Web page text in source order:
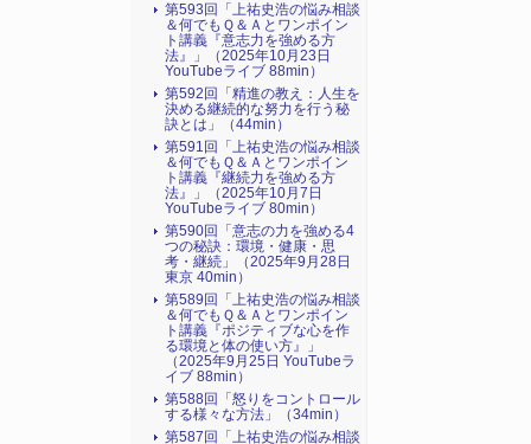
第593回「上祐史浩の悩み相談
＆何でもＱ＆Ａとワンポイン
ト講義『意志力を強める方
法』​」（2025年10月23日
YouTubeライブ 88min）
第592回「精進の教え：人生を
決める継続的な努力を行う秘
訣とは」（44min）
第591回「上祐史浩の悩み相談
＆何でもＱ＆Ａとワンポイン
ト講義『継続力を強める方
法』​」（2025年10月7日
YouTubeライブ 80min）
第590回「意志の力を強める4
つの秘訣：環境・健康・思
考・継続」（2025年9月28日
東京 40min）
第589回「上祐史浩の悩み相談
＆何でもＱ＆Ａとワンポイン
ト講義『ポジティブな心を作
る環境と体の使い方』​」
（2025年9月25日 YouTubeラ
イブ 88min）
第588回「怒りをコントロール
する様々な方法」（34min）
第587回「上祐史浩の悩み相談